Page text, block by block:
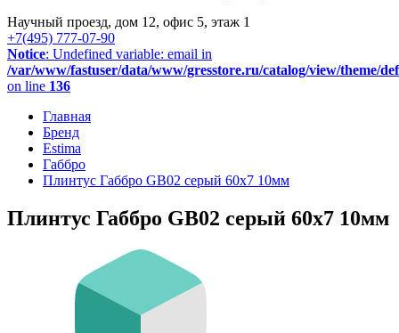
Научный проезд, дом 12, офис 5, этаж 1
+7(495) 777-07-90
Notice: Undefined variable: email in
/var/www/fastuser/data/www/gresstore.ru/catalog/view/theme/
on line 136
Главная
Бренд
Estima
Габбро
Плинтус Габбро GB02 серый 60x7 10мм
Плинтус Габбро GB02 серый 60x7 10мм